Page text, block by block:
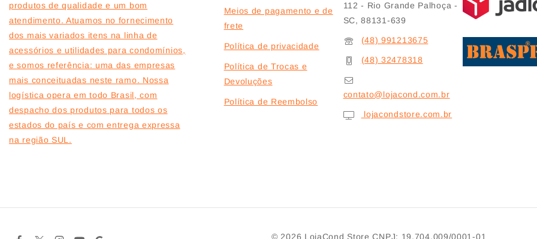
produtos de qualidade e um bom
atendimento. Atuamos no fornecimento
dos mais variados itens na linha de
acessórios e utilidades para condomínios,
e somos referência: uma das empresas
mais conceituadas neste ramo. Nossa
logística opera em todo Brasil, com
despacho dos produtos para todos os
estados do país e com entrega expressa
na região SUL.
Meios de pagamento e de
frete
Política de privacidade
Política de Trocas e
Devoluções
Política de Reembolso
112 - Rio Grande Palhoça -
SC, 88131-639
(48) 991213675
(48) 32478318
contato@lojacond.com.br
lojacondstore.com.br
© 2026 LojaCond Store CNPJ: 19.704.009/0001-01